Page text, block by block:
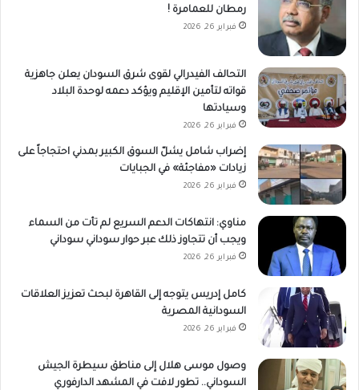
رمطان للعمامرة !
فبراير 26, 2026
التحالف الفيدرالي لقوى شرق السودان يعلن جاهزية
قواته لتأمين الإقليم ويؤكد دعمه لوحدة البلاد
وسيادتها
فبراير 26, 2026
إضراب شامل يشلّ السوق الكبير بمدني احتجاجاً على
زيادات «مفاجئة» في الجبايات
فبراير 26, 2026
مناوي: انتهاكات الدعم السريع لم تأت من السماء
ويجب أن تتجاوز ذلك عبر حوار سوداني سوداني
فبراير 26, 2026
كامل إدريس يتوجه إلى القاهرة لبحث تعزيز العلاقات
السودانية المصرية
فبراير 26, 2026
وصول موسى هلال إلى مناطق سيطرة الجيش
السوداني.. تطور لافت في المشهد الدارفوري